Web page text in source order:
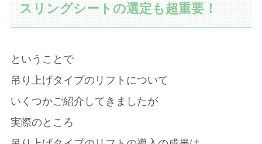
スリングシートの選定も超重要！
ということで
吊り上げタイプのリフトについて
いくつかご紹介してきましたが
実際のところ